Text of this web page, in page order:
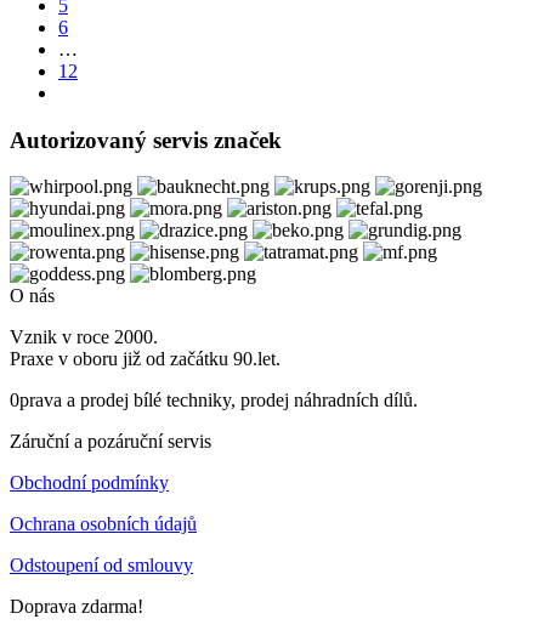
5
6
…
12
Autorizovaný servis značek
O nás
Vznik v roce 2000.
Praxe v oboru již od začátku 90.let.
0prava a prodej bílé techniky, prodej náhradních dílů.
Záruční a pozáruční servis
Obchodní podmínky
Ochrana osobních údajů
Odstoupení od smlouvy
Doprava zdarma!